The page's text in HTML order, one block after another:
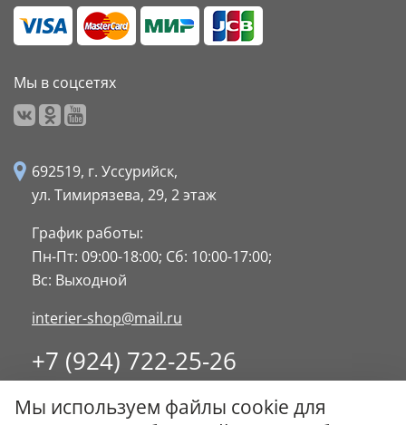
Мы в соцсетях
692519, г. Уссурийск,
ул. Тимирязева, 29, 2 этаж
График работы:
Пн-Пт: 09:00-18:00; Сб: 10:00-17:00;
Вс: Выходной
interier-shop@mail.ru
+7 (924) 722-25-26
8 (4234) 32-17-89
Заказать обратный звонок
Мы используем файлы cookie для